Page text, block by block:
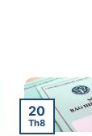
20
Th8